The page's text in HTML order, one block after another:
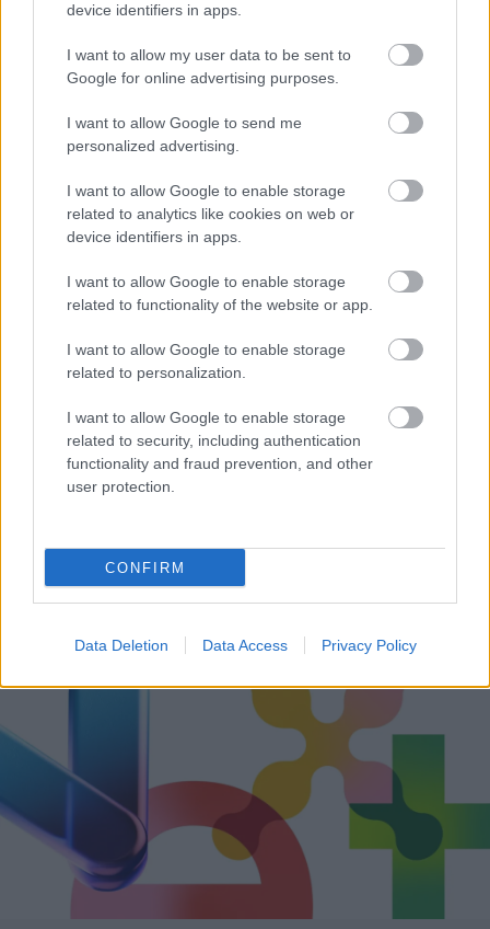
device identifiers in apps.
I want to allow my user data to be sent to
Google for online advertising purposes.
I want to allow Google to send me
personalized advertising.
I want to allow Google to enable storage
related to analytics like cookies on web or
device identifiers in apps.
I want to allow Google to enable storage
related to functionality of the website or app.
I want to allow Google to enable storage
related to personalization.
I want to allow Google to enable storage
related to security, including authentication
functionality and fraud prevention, and other
user protection.
CONFIRM
Data Deletion Data Access Privacy Policy
Η εορτή της Μεταμόρφωσης στον Ψαθόπυργο ΦΩΤΟ
Δεν ανοίγει η μπάρα στα διόδια με το e-pass ενώ έχει
χρήματα «μέσα»;